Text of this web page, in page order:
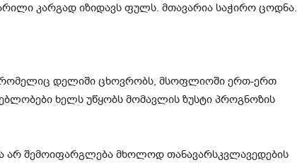
კარგად იზიდავს ფულს. მთავარია საჭირო ცოდნა.
რომელიც დელიში ცხოვრობს, მსოფლიოში ერთ-ერთ
ხელს უწყობს მომავლის ზუსტი პროგნოზის
არ შემოიფარგლება მხოლოდ თანავარსკვლავედების